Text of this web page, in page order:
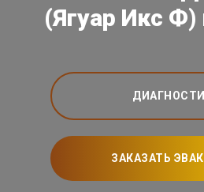
(Ягуар Икс
ЗАКАЗАТЬ